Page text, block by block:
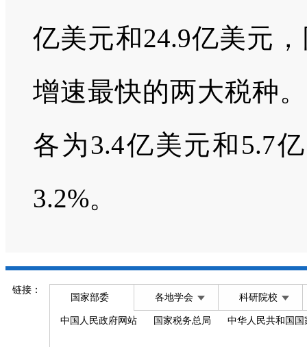
亿美元和24.9亿美元
增速最快的两大税种
各为3.4亿美元和5.7
3.2%。
链接：
国家部委 各地学会 科研院校
中国人民政府网站 国家税务总局 中华人民共和国